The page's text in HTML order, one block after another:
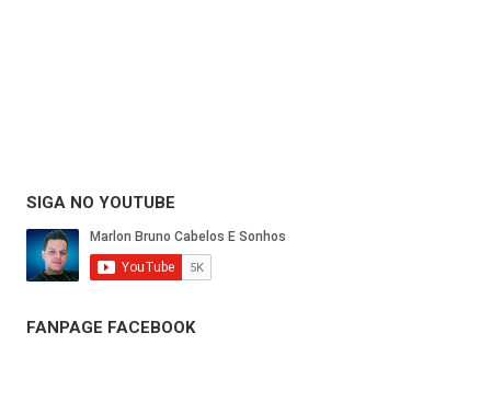
SIGA NO YOUTUBE
FANPAGE FACEBOOK